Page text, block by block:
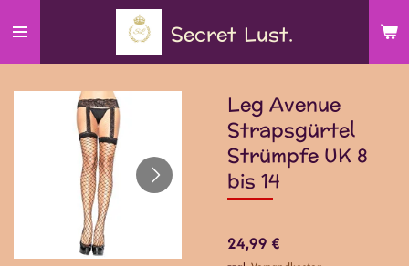
springen
Secret Lust.
Leg Avenue
Strapsgürtel
Strümpfe UK 8
bis 14
24,99 €